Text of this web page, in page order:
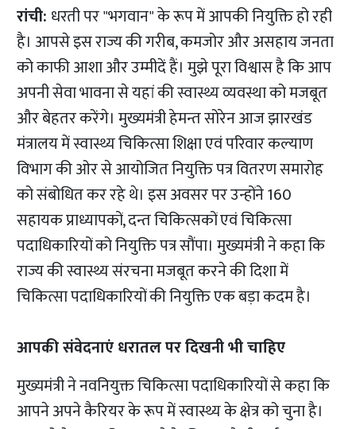
रांची: धरती पर "भगवान" के रूप में आपकी नियुक्ति हो रही
है। आपसे इस राज्य की गरीब, कमजोर और असहाय जनता
को काफी आशा और उम्मीदें हैं। मुझे पूरा विश्वास है कि आप
अपनी सेवा भावना से यहां की स्वास्थ्य व्यवस्था को मजबूत
और बेहतर करेंगे। मुख्यमंत्री हेमन्त सोरेन आज झारखंड
मंत्रालय में स्वास्थ्य चिकित्सा शिक्षा एवं परिवार कल्याण
विभाग की ओर से आयोजित नियुक्ति पत्र वितरण समारोह
को संबोधित कर रहे थे। इस अवसर पर उन्होंने 160
सहायक प्राध्यापकों, दन्त चिकित्सकों एवं चिकित्सा
पदाधिकारियों को नियुक्ति पत्र सौंपा। मुख्यमंत्री ने कहा कि
राज्य की स्वास्थ्य संरचना मजबूत करने की दिशा में
चिकित्सा पदाधिकारियों की नियुक्ति एक बड़ा कदम है।
आपकी संवेदनाएं धरातल पर दिखनी भी चाहिए
मुख्यमंत्री ने नवनियुक्त चिकित्सा पदाधिकारियों से कहा कि
आपने अपने कैरियर के रूप में स्वास्थ्य के क्षेत्र को चुना है।